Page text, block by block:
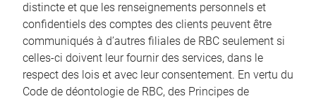
distincte et que les renseignements personnels et
confidentiels des comptes des clients peuvent être
communiqués à d’autres filiales de RBC seulement si
celles-ci doivent leur fournir des services, dans le
respect des lois et avec leur consentement. En vertu du
Code de déontologie de RBC, des Principes de